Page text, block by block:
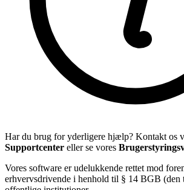
Har du brug for yderligere hjælp? Kontakt os
Supportcenter eller se vores
Vores software er udelukkende rettet mod
erhvervsdrivende i henhold til § 14 BGB